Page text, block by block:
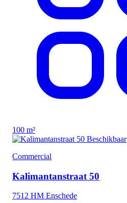
100 m²
Beschikbaar
Commercial
Kalimantanstraat 50
7512 HM Enschede